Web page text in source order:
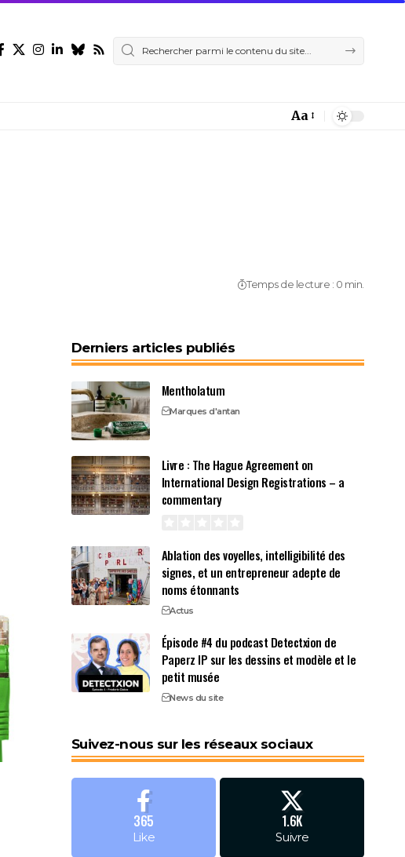
Font
Aa
Temps de lecture : 0 min.
Derniers articles publiés
Mentholatum
Marques d'antan
Livre : The Hague Agreement on
International Design Registrations – a
commentary
Ablation des voyelles, intelligibilité des
signes, et un entrepreneur adepte de
noms étonnants
Actus
Épisode #4 du podcast Detectxion de
Paperz IP sur les dessins et modèle et le
petit musée
News du site
Suivez-nous sur les réseaux sociaux
365
Like
1.6K
Suivre